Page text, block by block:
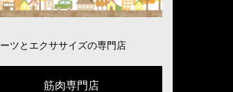
ツとエクササイズの専門店
筋肉専門店